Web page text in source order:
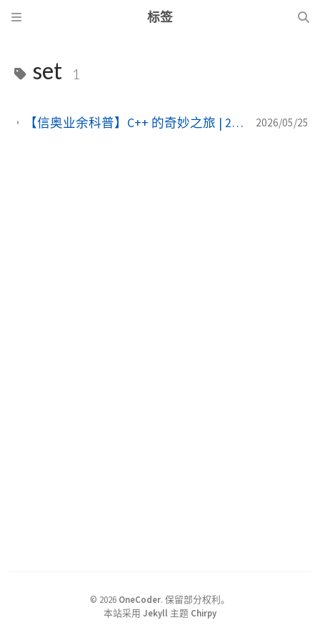
标签
set 1
【信奥业余科普】C++ 的奇妙之旅 | 25：自动排序的利器——集合（set）与多重集合（multiset） 2026/05/25
© 2026 OneCoder. 保留部分权利。
本站采用 Jekyll 主题 Chirpy